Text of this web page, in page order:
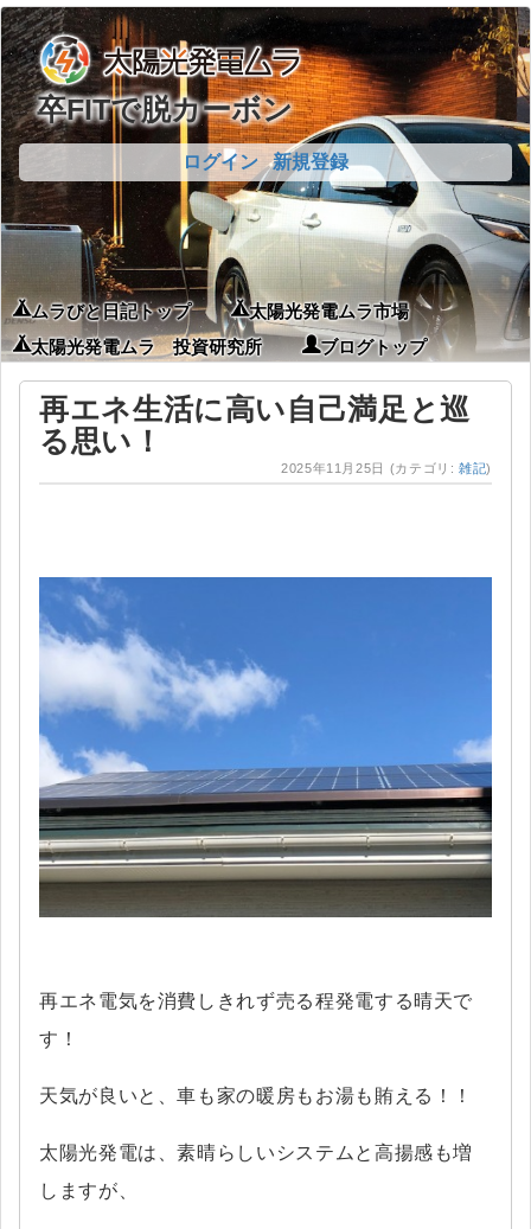
卒FITで脱カーボン
ログイン 新規登録
ムラびと日記トップ
太陽光発電ムラ市場
太陽光発電ムラ 投資研究所
ブログトップ
再エネ生活に高い自己満足と巡
る思い！
2025年11月25日 (カテゴリ:雑記)
再エネ電気を消費しきれず売る程発電する晴天で
す！
天気が良いと、車も家の暖房もお湯も賄える！！
太陽光発電は、素晴らしいシステムと高揚感も増
しますが、